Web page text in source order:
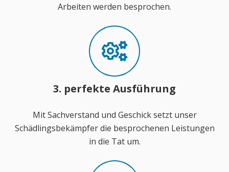
Arbeiten werden besprochen.
3. perfekte Ausführung
Mit Sachverstand und Geschick setzt unser
Schädlingsbekämpfer die besprochenen Leistungen
in die Tat um.